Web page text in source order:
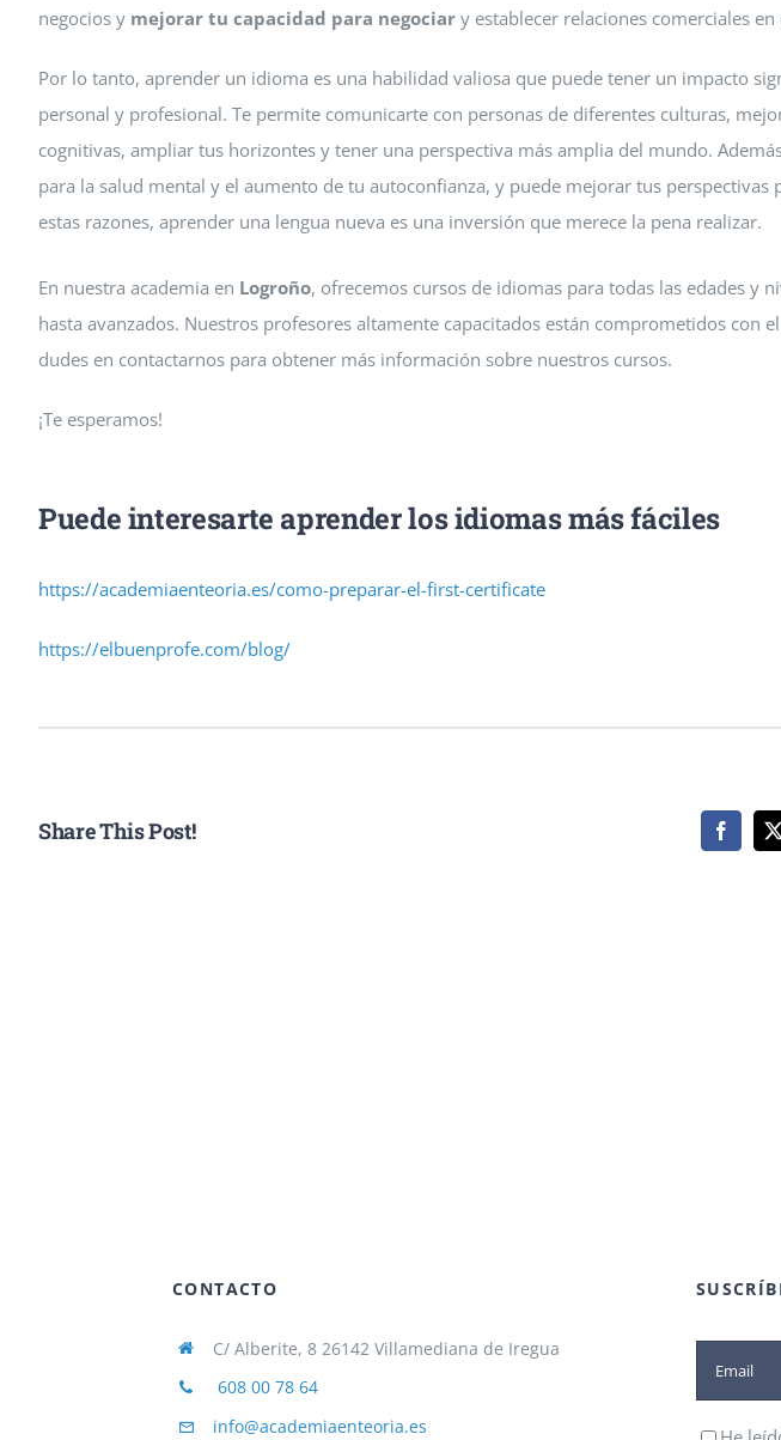
negocios y mejorar tu capacidad para negociary establecer relaciones comerciales
Por lo tanto, aprender un idioma es una habilidad valiosa que puede tener un impacto
personal y profesional. Te permite comunicarte con personas de diferentes culturas,
cognitivas, ampliar tus horizontes y tener una perspectiva más amplia del mundo.
para la salud mental y el aumento de tu autoconfianza, y puede mejorar tus perspectivas
estas razones, aprender una lengua nueva es una inversión que merece la pena realizar.
En nuestra academia en Logroño, ofrecemos cursos de idiomas para todas las edades y
hasta avanzados. Nuestros profesores altamente capacitados están comprometidos con
dudes en contactarnos para obtener más información sobre nuestros cursos.
¡Te esperamos!
Puede interesarte aprender los idiomas más fáciles
https://academiaenteoria.es/como-preparar-el-first-certificate
https://elbuenprofe.com/blog/
Share This Post!
CONTACTO
C/ Alberite, 8 26142 Villamediana de Iregua
608 00 78 64
info@academiaenteoria.es